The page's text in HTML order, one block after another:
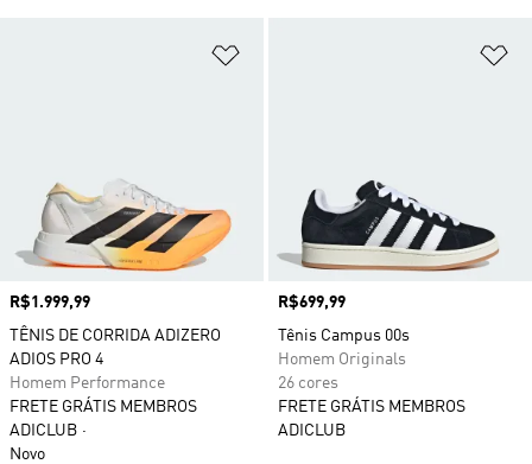
Preço
R$1.999,99
TÊNIS DE CORRIDA ADIZERO
ADIOS PRO 4
Homem Performance
FRETE GRÁTIS MEMBROS
ADICLUB
Novo
Preço
R$699,99
Tênis Campus 00s
Homem Originals
26 cores
FRETE GRÁTIS MEMBROS
ADICLUB